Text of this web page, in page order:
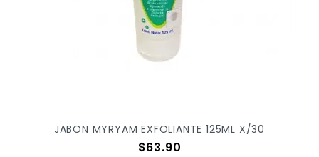
JABON MYRYAM EXFOLIANTE 125ML X/30
Precio
$63.90